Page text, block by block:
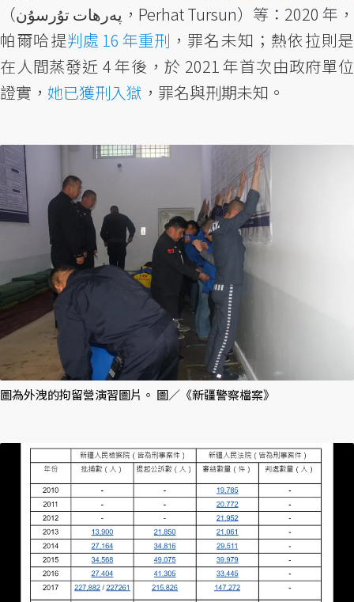
（پەرھات تۇرسۇن，Perhat Tursun）等：2020 年，
帕爾哈提判處 16 年重刑 ，罪名未知；熱依拉則是
在人間蒸發近 4 年後，於 2021 年首次由政府單位
證實， 她已獲刑入獄 ，罪名與刑期未知。
圖為外洩的拘留營演習圖片。 圖／《新疆警察檔案》